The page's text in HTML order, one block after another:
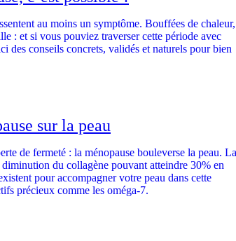
au moins un symptôme. Bouffées de chaleur,
: et si vous pouviez traverser cette période avec
des conseils concrets, validés et naturels pour bien
sur la peau
de fermeté : la ménopause bouleverse la peau. La
du collagène pouvant atteindre 30% en
pour accompagner votre peau dans cette
précieux comme les oméga-7.